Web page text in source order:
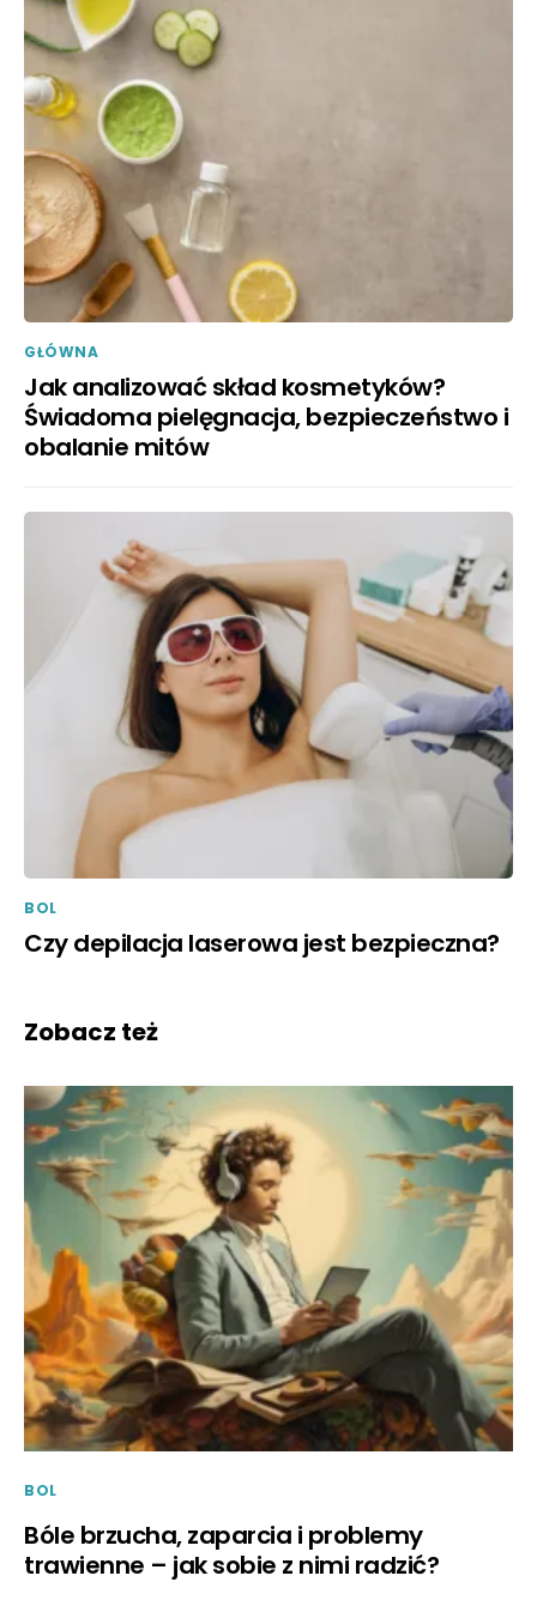
GŁÓWNA
Jak analizować skład kosmetyków?
Świadoma pielęgnacja, bezpieczeństwo i
obalanie mitów
BOL
Czy depilacja laserowa jest bezpieczna?
Zobacz też
BOL
Bóle brzucha, zaparcia i problemy
trawienne – jak sobie z nimi radzić?